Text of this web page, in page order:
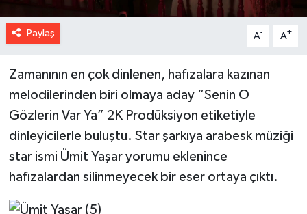
Paylaş A- A+
Zamanının en çok dinlenen, hafızalara kazınan
melodilerinden biri olmaya aday “Senin O
Gözlerin Var Ya” 2K Prodüksiyon etiketiyle
dinleyicilerle buluştu. Star şarkıya arabesk müziği
star ismi Ümit Yaşar yorumu eklenince
hafızalardan silinmeyecek bir eser ortaya çıktı.